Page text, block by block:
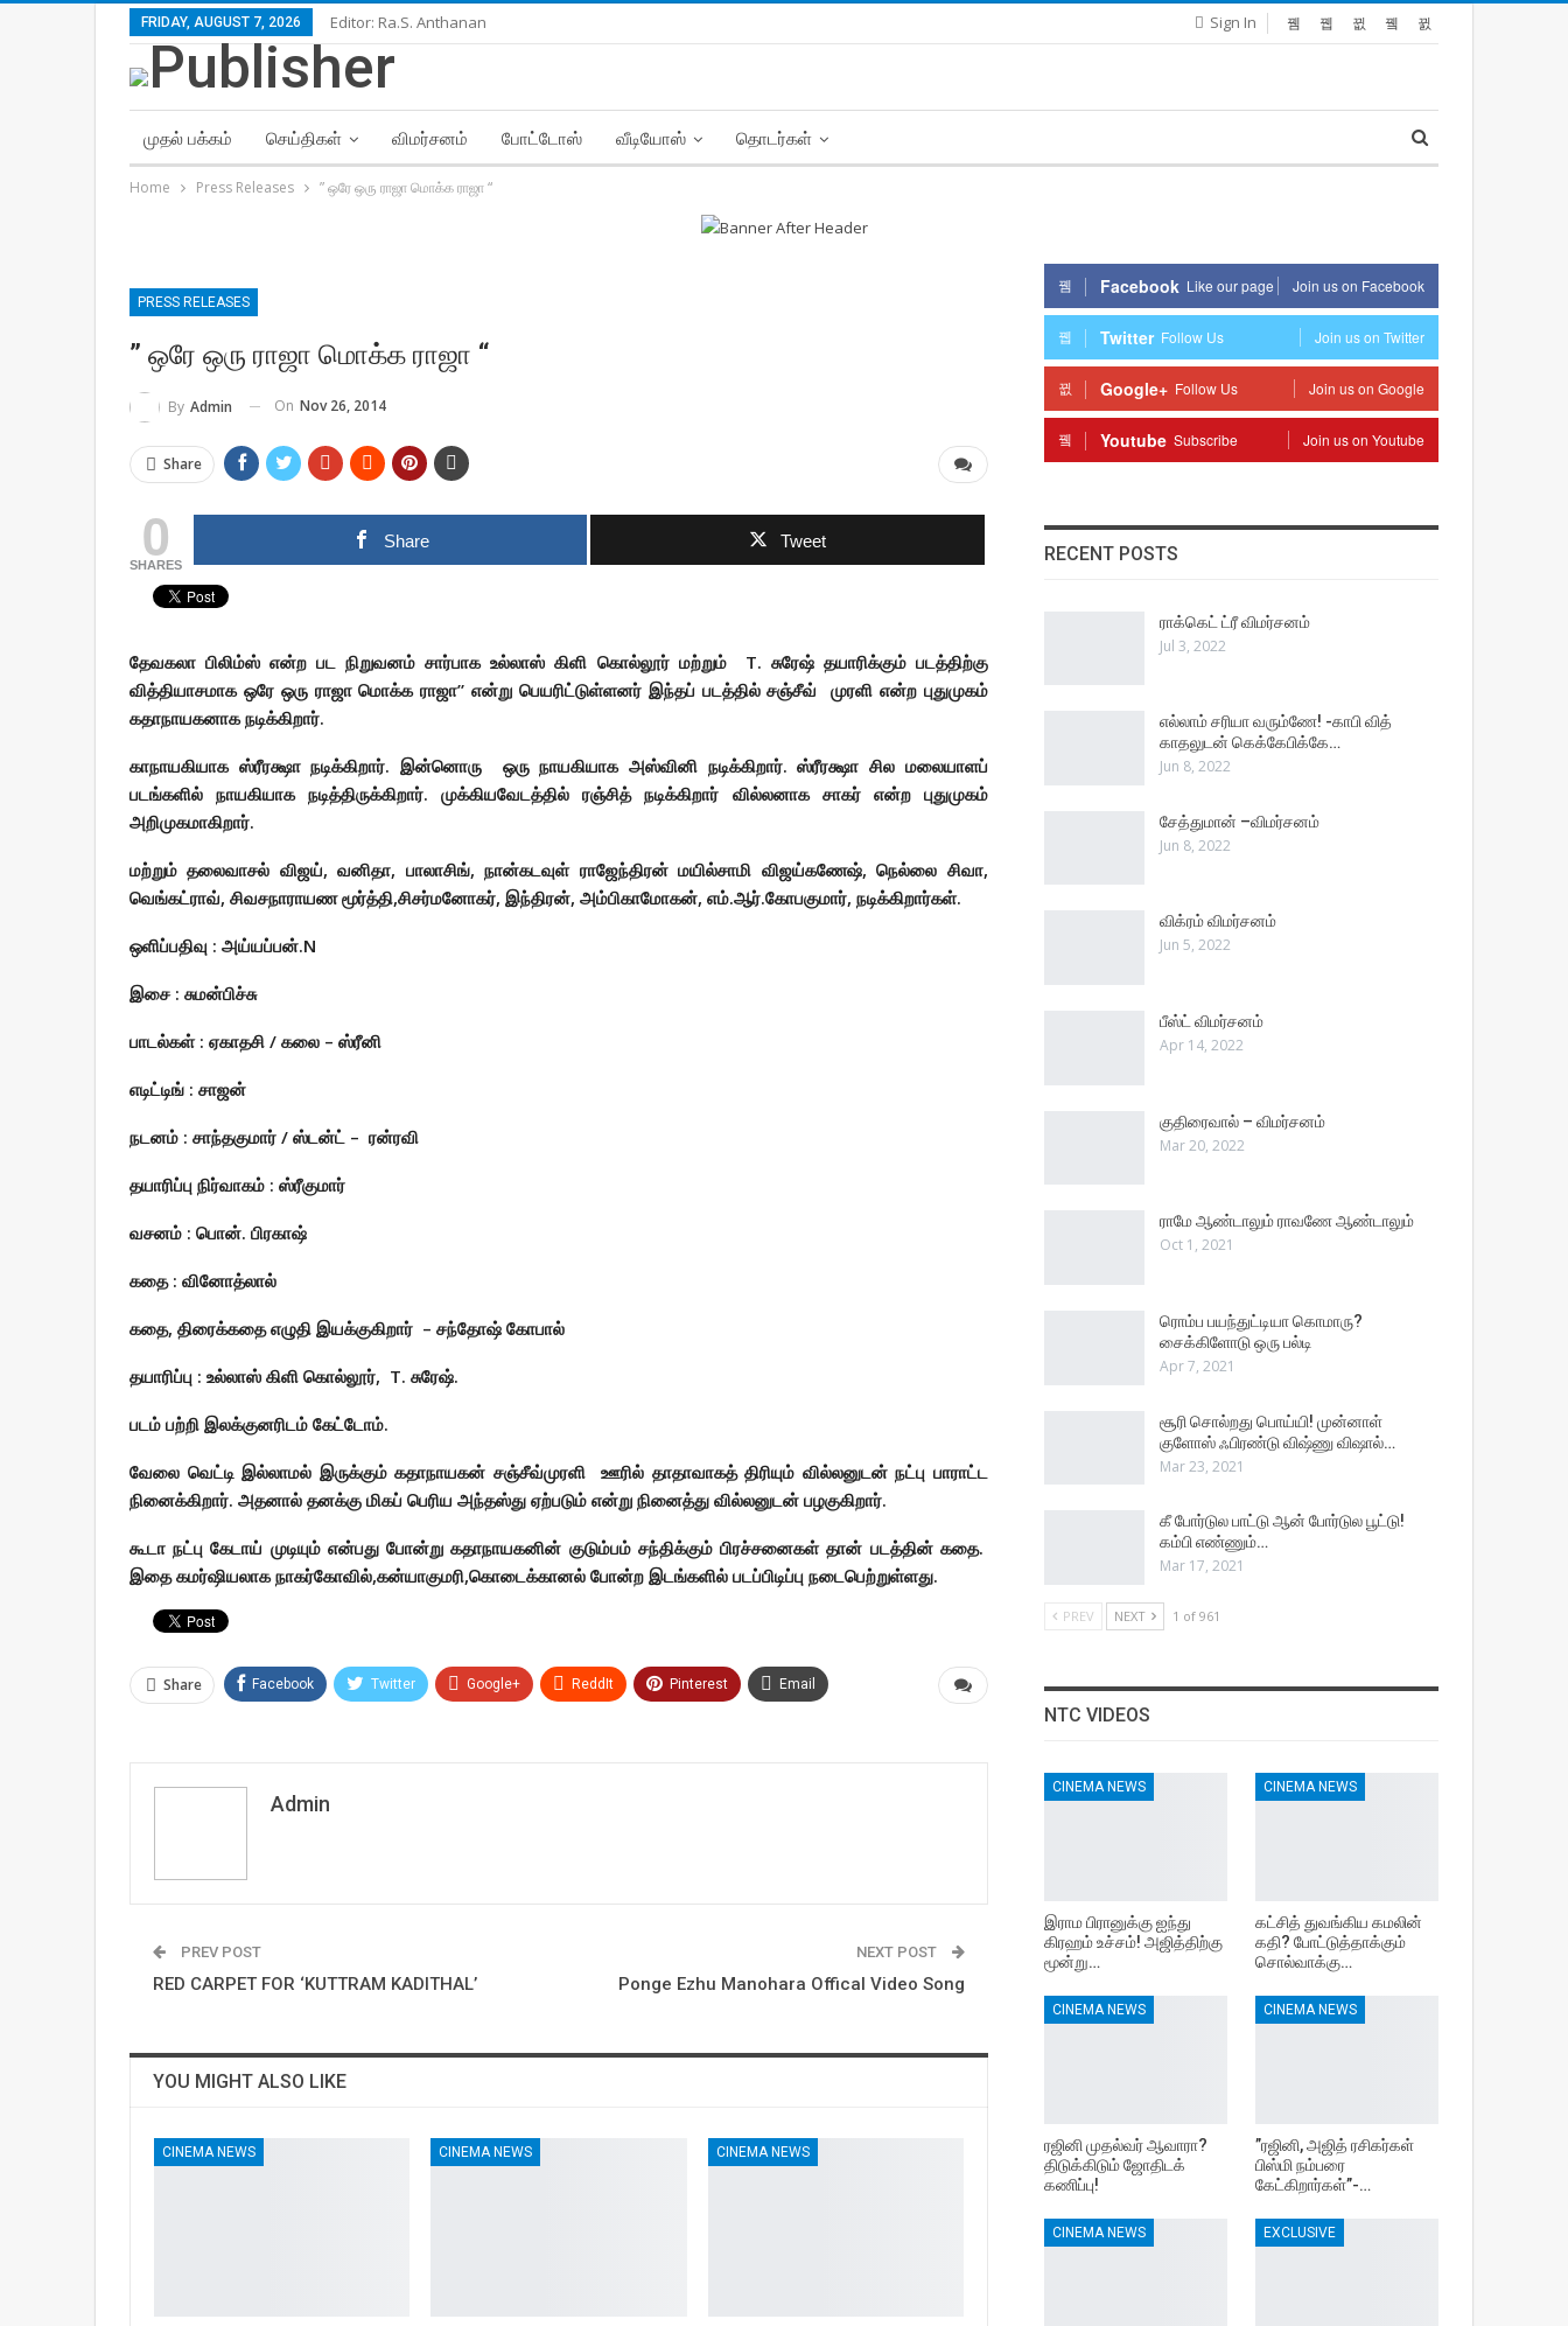
Sign In
FRIDAY, AUGUST 7, 2026 Editor: Ra.S. Anthanan
முதல் பக்கம் செய்திகள் விமர்சனம் போட்டோஸ் வீடியோஸ் தொடர்கள்
Home Press Releases ” ஒரே ஒரு ராஜா மொக்க ராஜா “
PRESS RELEASES
” ஒரே ஒரு ராஜா மொக்க ராஜா “
By Admin On Nov 26, 2014
Share
0
SHARES
Share Tweet
தேவகலா பிலிம்ஸ் என்ற பட நிறுவனம் சார்பாக உல்லாஸ் கிளி கொல்லூர் மற்றும் T. சுரேஷ் தயாரிக்கும் படத்திற்கு
வித்தியாசமாக ஒரே ஒரு ராஜா மொக்க ராஜா” என்று பெயரிட்டுள்ளனர் இந்தப் படத்தில் சஞ்சீவ் முரளி என்ற புதுமுகம்
கதாநாயகனாக நடிக்கிறார்.
காநாயகியாக ஸ்ரீரக்ஷா நடிக்கிறார். இன்னொரு ஒரு நாயகியாக அஸ்வினி நடிக்கிறார். ஸ்ரீரக்ஷா சில மலையாளப்
படங்களில் நாயகியாக நடித்திருக்கிறார். முக்கியவேடத்தில் ரஞ்சித் நடிக்கிறார் வில்லனாக சாகர் என்ற புதுமுகம்
அறிமுகமாகிறார்.
மற்றும் தலைவாசல் விஜய்,வனிதா, பாலாசிங்,நான்கடவுள் ராஜேந்திரன் மயில்சாமி விஜய்கணேஷ்,நெல்லை சிவா,
வெங்கட்ராவ், சிவசநாராயண மூர்த்தி,சிசர்மனோகர், இந்திரன், அம்பிகாமோகன், எம்.ஆர்.கோபகுமார், நடிக்கிறார்கள்.
ஒளிப்பதிவு : அய்யப்பன்.N
இசை : சுமன்பிச்சு
பாடல்கள் : ஏகாதசி / கலை – ஸ்ரீனி
எடிட்டிங் : சாஜன்
நடனம் : சாந்தகுமார் / ஸ்டன்ட் – ரன்ரவி
தயாரிப்பு நிர்வாகம் : ஸ்ரீகுமார்
வசனம் : பொன். பிரகாஷ்
கதை : வினோத்லால்
கதை, திரைக்கதை எழுதி இயக்குகிறார் – சந்தோஷ் கோபால்
தயாரிப்பு : உல்லாஸ் கிளி கொல்லூர், T. சுரேஷ்.
படம் பற்றி இலக்குனரிடம் கேட்டோம்.
வேலை வெட்டி இல்லாமல் இருக்கும் கதாநாயகன் சஞ்சீவ்முரளி ஊரில் தாதாவாகத் திரியும் வில்லனுடன் நட்பு பாராட்ட
நினைக்கிறார். அதனால் தனக்கு மிகப் பெரிய அந்தஸ்து ஏற்படும் என்று நினைத்து வில்லனுடன் பழகுகிறார்.
கூடா நட்பு கேடாய் முடியும் என்பது போன்று கதாநாயகனின் குடும்பம் சந்திக்கும் பிரச்சனைகள் தான் படத்தின் கதை.
இதை கமர்ஷியலாக நாகர்கோவில்,கன்யாகுமரி,கொடைக்கானல் போன்ற இடங்களில் படப்பிடிப்பு நடைபெற்றுள்ளது.
Share Facebook Twitter Google+ ReddIt Pinterest Email
Admin
PREV POST
RED CARPET FOR ‘KUTTRAM KADITHAL’
NEXT POST
Ponge Ezhu Manohara Offical Video Song
YOU MIGHT ALSO LIKE
CINEMA NEWS CINEMA NEWS CINEMA NEWS
Facebook Like our page Join us on Facebook
Twitter Follow Us Join us on Twitter
Google+ Follow Us Join us on Google
Youtube Subscribe Join us on Youtube
RECENT POSTS
ராக்கெட் ட்ரீ விமர்சனம்
Jul 3, 2022
எல்லாம் சரியா வரும்ணே! -காபி வித்
காதலுடன் கெக்கேபிக்கே…
Jun 8, 2022
சேத்துமான் –விமர்சனம்
Jun 8, 2022
விக்ரம் விமர்சனம்
Jun 5, 2022
பீஸ்ட் விமர்சனம்
Apr 14, 2022
குதிரைவால் – விமர்சனம்
Mar 20, 2022
ராமே ஆண்டாலும் ராவணே ஆண்டாலும்
Oct 1, 2021
ரொம்ப பயந்துட்டியா கொமாரு?
சைக்கிளோடு ஒரு பல்டி
Apr 7, 2021
சூரி சொல்றது பொய்யி! முன்னாள்
குளோஸ் ஃபிரண்டு விஷ்ணு விஷால்…
Mar 23, 2021
கீ போர்டுல பாட்டு ஆன் போர்டுல பூட்டு!
கம்பி எண்ணும்…
Mar 17, 2021
PREV NEXT 1 of 961
NTC VIDEOS
CINEMA NEWS
இராம பிரானுக்கு ஐந்து
கிரஹம் உச்சம்! அஜித்திற்கு
மூன்று…
CINEMA NEWS
கட்சித் துவங்கிய கமலின்
கதி? போட்டுத்தாக்கும்
சொல்வாக்கு…
CINEMA NEWS
ரஜினி முதல்வர் ஆவாரா?
திடுக்கிடும் ஜோதிடக்
கணிப்பு!
CINEMA NEWS
”ரஜினி, அஜித் ரசிகர்கள்
பிஸ்மி நம்பரை
கேட்கிறார்கள்”-…
CINEMA NEWS EXCLUSIVE